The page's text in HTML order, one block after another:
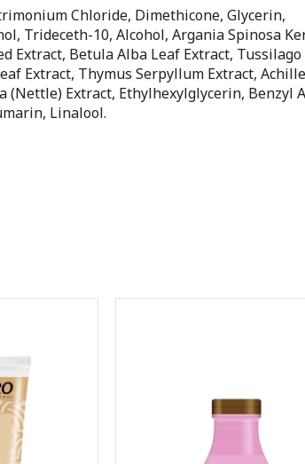
Chloride, Dimethicone, Glycerin,
Trideceth-10, Alcohol, Argania Spinosa
Extract, Betula Alba Leaf Extract,
Extract, Thymus Serpyllum Extract,
Extract, Ethylhexylglycerin, Benzyl
Linalool.